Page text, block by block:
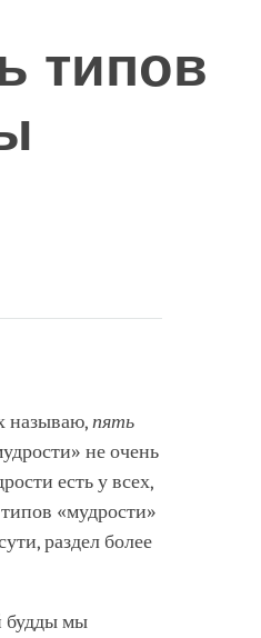
типов
называю,пять
не очень
есть у всех,
типов «мудрости»
раздел более
будды мы